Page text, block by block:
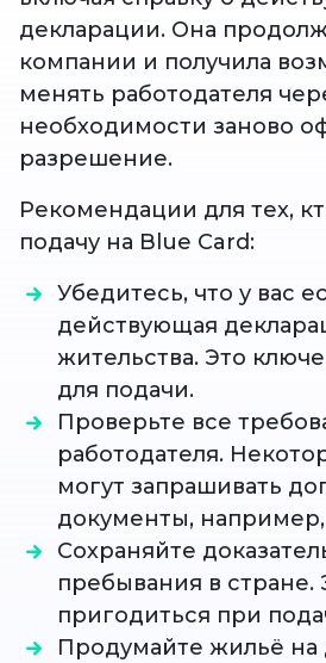
декларации. Она
компании и получила
менять работодателя
необходимости заново
разрешение.
Рекомендации для тех,
подачу на Blue Card:
Убедитесь, что у вас
действующая
жительства. Это
для подачи.
Проверьте все
работодателя.
могут запрашивать
документы, например,
Сохраняйте
пребывания в стране.
пригодиться при
Продумайте жильё на